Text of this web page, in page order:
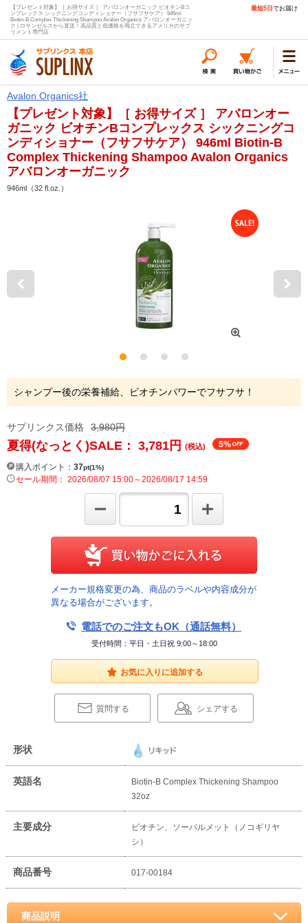
【プレゼント対象】［ お得サイズ ］ アバロンオーガニック ビオチンBコ
ンプレックス シックニングコンディショナー（フサフサケア） 946ml
Biotin-B Complex Thickening Shampoo Avalon Organics アバロンオーガニッ
ク | ロサンゼルスから直送！高品質と低価格を両立できるアメリカのサプ
リメント専門店
最短5日 でお届け
Avalon Organics社
【プレゼント対象】［ お得サイズ ］ アバロンオー
ガニック ビオチンBコンプレックス シックニングコ
ンディショナー（フサフサケア） 946ml Biotin-B
Complex Thickening Shampoo Avalon Organics
アバロンオーガニック
946ml（32 fl.oz.）
シャンプー後の栄養補給、ビオチンパワーでフサフサ！
サプリンクス価格 3,980円
夏得(なっとく)SALE： 3,781 円 (税込)
購入ポイント： 37pt(1%)
セール期間： 2026/08/07 15:00～2026/08/17 14:59
メーカー規格変更の為、商品のラベルや内容成分が
異なる場合がございます。
電話でのご注文もOK（通話無料）
受付時間：平日・土日祝 9:00～18:00
お気に入りに追加する
質問する シェアする
形状
英語名
Biotin-B Complex Thickening Shampoo
32oz
主要成分
ビオチン、ソーパルメット（ノコギリヤ
シ）
商品番号 017-00184
商品説明